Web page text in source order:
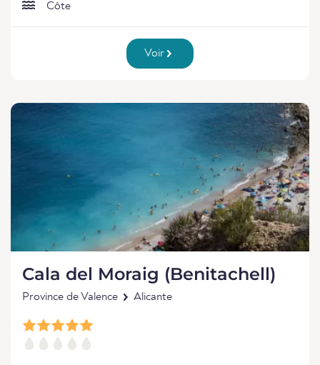
Côte
Voir
Cala del Moraig (Benitachell)
Province de Valence Alicante